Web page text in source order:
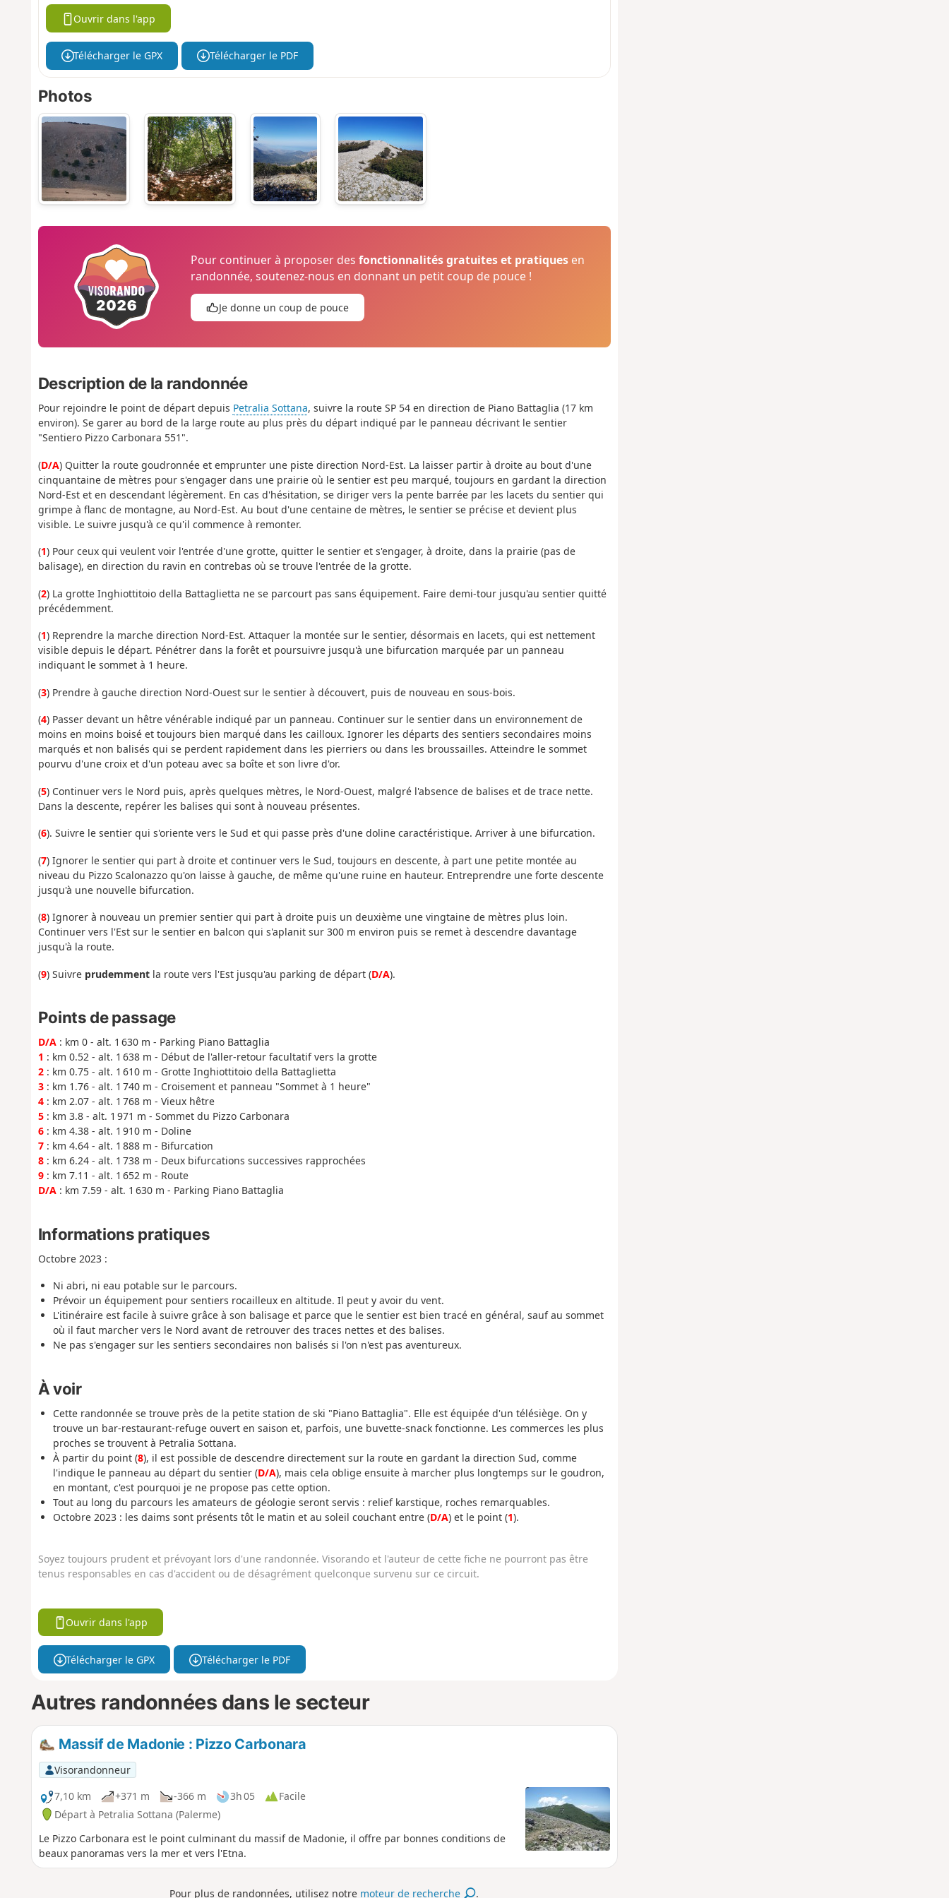
Ouvrir dans l'app
Télécharger le GPX Télécharger le PDF
Photos
Pour continuer à proposer desfonctionnalités gratuites et pratiques en
randonnée, soutenez-nous en donnant un petit coup de pouce !
Je donne un coup de pouce
Description de la randonnée
Pour rejoindre le point de départ depuis Petralia Sottana, suivre la route SP 54 en direction de Piano Battaglia (17 km
environ). Se garer au bord de la large route au plus près du départ indiqué par le panneau décrivant le sentier
"Sentiero Pizzo Carbonara 551".
(D/A) Quitter la route goudronnée et emprunter une piste direction Nord-Est. La laisser partir à droite au bout d'une
cinquantaine de mètres pour s'engager dans une prairie où le sentier est peu marqué, toujours en gardant la direction
Nord-Est et en descendant légèrement. En cas d'hésitation, se diriger vers la pente barrée par les lacets du sentier qui
grimpe à flanc de montagne, au Nord-Est. Au bout d'une centaine de mètres, le sentier se précise et devient plus
visible. Le suivre jusqu'à ce qu'il commence à remonter.
(1) Pour ceux qui veulent voir l'entrée d'une grotte, quitter le sentier et s'engager, à droite, dans la prairie (pas de
balisage), en direction du ravin en contrebas où se trouve l'entrée de la grotte.
(2) La grotte Inghiottitoio della Battaglietta ne se parcourt pas sans équipement. Faire demi-tour jusqu'au sentier quitté
précédemment.
(1) Reprendre la marche direction Nord-Est. Attaquer la montée sur le sentier, désormais en lacets, qui est nettement
visible depuis le départ. Pénétrer dans la forêt et poursuivre jusqu'à une bifurcation marquée par un panneau
indiquant le sommet à 1 heure.
(3) Prendre à gauche direction Nord-Ouest sur le sentier à découvert, puis de nouveau en sous-bois.
(4) Passer devant un hêtre vénérable indiqué par un panneau. Continuer sur le sentier dans un environnement de
moins en moins boisé et toujours bien marqué dans les cailloux. Ignorer les départs des sentiers secondaires moins
marqués et non balisés qui se perdent rapidement dans les pierriers ou dans les broussailles. Atteindre le sommet
pourvu d'une croix et d'un poteau avec sa boîte et son livre d'or.
(5) Continuer vers le Nord puis, après quelques mètres, le Nord-Ouest, malgré l'absence de balises et de trace nette.
Dans la descente, repérer les balises qui sont à nouveau présentes.
(6). Suivre le sentier qui s'oriente vers le Sud et qui passe près d'une doline caractéristique. Arriver à une bifurcation.
(7) Ignorer le sentier qui part à droite et continuer vers le Sud, toujours en descente, à part une petite montée au
niveau du Pizzo Scalonazzo qu'on laisse à gauche, de même qu'une ruine en hauteur. Entreprendre une forte descente
jusqu'à une nouvelle bifurcation.
(8) Ignorer à nouveau un premier sentier qui part à droite puis un deuxième une vingtaine de mètres plus loin.
Continuer vers l'Est sur le sentier en balcon qui s'aplanit sur 300 m environ puis se remet à descendre davantage
jusqu'à la route.
(9) Suivre prudemmentla route vers l'Est jusqu'au parking de départ (D/A).
Points de passage
D/A: km 0 - alt. 1 630 m - Parking Piano Battaglia
1 : km 0.52 - alt. 1 638 m - Début de l'aller-retour facultatif vers la grotte
2: km 0.75 - alt. 1 610 m - Grotte Inghiottitoio della Battaglietta
3: km 1.76 - alt. 1 740 m - Croisement et panneau "Sommet à 1 heure"
4: km 2.07 - alt. 1 768 m - Vieux hêtre
5: km 3.8 - alt. 1 971 m - Sommet du Pizzo Carbonara
6: km 4.38 - alt. 1 910 m - Doline
7: km 4.64 - alt. 1 888 m - Bifurcation
8: km 6.24 - alt. 1 738 m - Deux bifurcations successives rapprochées
9: km 7.11 - alt. 1 652 m - Route
D/A: km 7.59 - alt. 1 630 m - Parking Piano Battaglia
Informations pratiques
Octobre 2023 :
Ni abri, ni eau potable sur le parcours.
Prévoir un équipement pour sentiers rocailleux en altitude. Il peut y avoir du vent.
L'itinéraire est facile à suivre grâce à son balisage et parce que le sentier est bien tracé en général, sauf au sommet
où il faut marcher vers le Nord avant de retrouver des traces nettes et des balises.
Ne pas s'engager sur les sentiers secondaires non balisés si l'on n'est pas aventureux.
À voir
Cette randonnée se trouve près de la petite station de ski "Piano Battaglia". Elle est équipée d'un télésiège. On y
trouve un bar-restaurant-refuge ouvert en saison et, parfois, une buvette-snack fonctionne. Les commerces les plus
proches se trouvent à Petralia Sottana.
À partir du point (8), il est possible de descendre directement sur la route en gardant la direction Sud, comme
l'indique le panneau au départ du sentier (D/A), mais cela oblige ensuite à marcher plus longtemps sur le goudron,
en montant, c'est pourquoi je ne propose pas cette option.
Tout au long du parcours les amateurs de géologie seront servis : relief karstique, roches remarquables.
Octobre 2023 : les daims sont présents tôt le matin et au soleil couchant entre (D/A) et le point (1).
Soyez toujours prudent et prévoyant lors d'une randonnée. Visorando et l'auteur de cette fiche ne pourront pas être
tenus responsables en cas d'accident ou de désagrément quelconque survenu sur ce circuit.
Ouvrir dans l'app
Télécharger le GPX Télécharger le PDF
Autres randonnées dans le secteur
Massif de Madonie : Pizzo Carbonara
Visorandonneur
7,10 km
+371 m -366 m 3h 05
Facile
Départ à Petralia Sottana (Palerme)
Le Pizzo Carbonara est le point culminant du massif de Madonie, il offre par bonnes conditions de
beaux panoramas vers la mer et vers l'Etna.
Pour plus de randonnées, utilisez notre moteur de recherche .